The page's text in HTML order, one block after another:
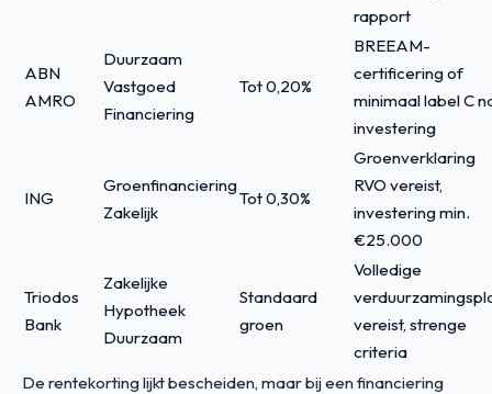
rapport
ABN
AMRO
Duurzaam
Vastgoed
Financiering
Tot 0,20%
BREEAM-
certificering of
minimaal label C
investering
ING
Groenfinanciering
Zakelijk
Tot 0,30%
Groenverklaring
RVO vereist,
investering min.
€25.000
Triodos
Bank
Zakelijke
Hypotheek
Duurzaam
Standaard
groen
Volledige
vereist, strenge
criteria
De rentekorting lijkt bescheiden, maar bij een financiering